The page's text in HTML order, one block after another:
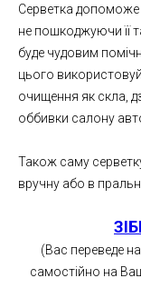
Серветка допоможе
не пошкоджуючи її
буде чудовим
цього
очищення як скла,
оббивки салону
Також саму
вручну або в
(Вас переведе
самостійно на